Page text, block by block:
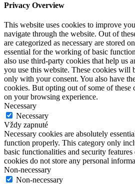
Privacy Overview
This website uses cookies to improve
navigate through the website. Out of
are categorized as necessary are stored
essential for the working of basic
also use third-party cookies that help us
you use this website. These cookies will
only with your consent. You also have
cookies. But opting out of some of these
on your browsing experience.
Necessary
Necessary
Vždy zapnuté
Necessary cookies are absolutely
function properly. This category only
basic functionalities and security
cookies do not store any personal
Non-necessary
Non-necessary